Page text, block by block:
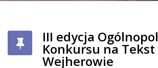
III edycja
Konkursu na Tekst
Wejherowie